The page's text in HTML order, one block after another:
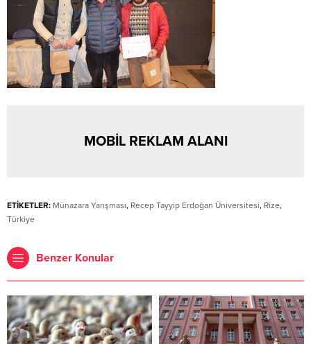
MOBİL REKLAM ALANI
ETİKETLER: Münazara Yarışması, Recep Tayyip Erdoğan Üniversitesi, Rize,
Türkiye
Benzer Konular